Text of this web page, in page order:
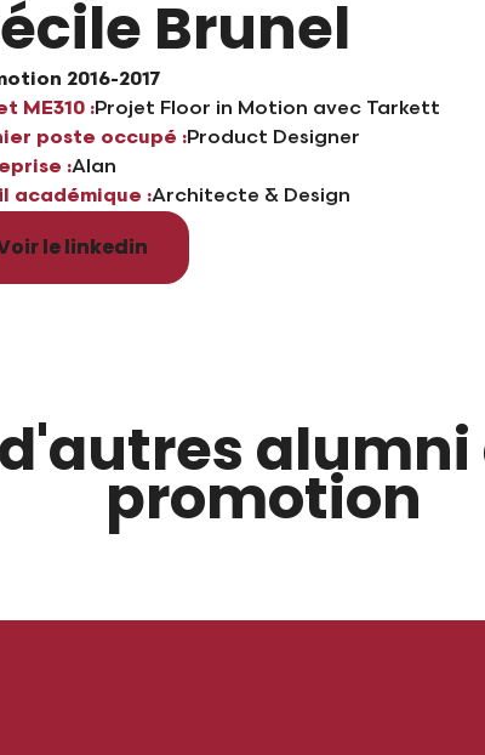
Brunel
2016-2017
ME310 :Projet Floor in Motion avec Tarkett
poste occupé :Product Designer
:Alan
académique :Architecte & Design
le linkedin
alumni
promotion